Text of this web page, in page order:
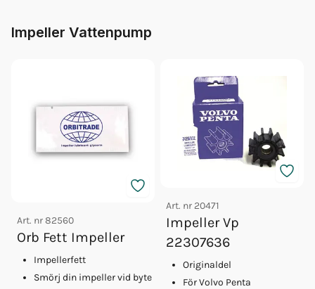
Impeller Vattenpump
Art. nr82560
Orb Fett Impeller
Impellerfett
Smörj din impeller vid byte
Art. nr 20471
Impeller Vp
22307636
Originaldel
För Volvo Penta